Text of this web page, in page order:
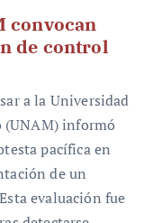
convocan
de control
a la Universidad
(UNAM) informó
pacífica en
de un
evaluación fue